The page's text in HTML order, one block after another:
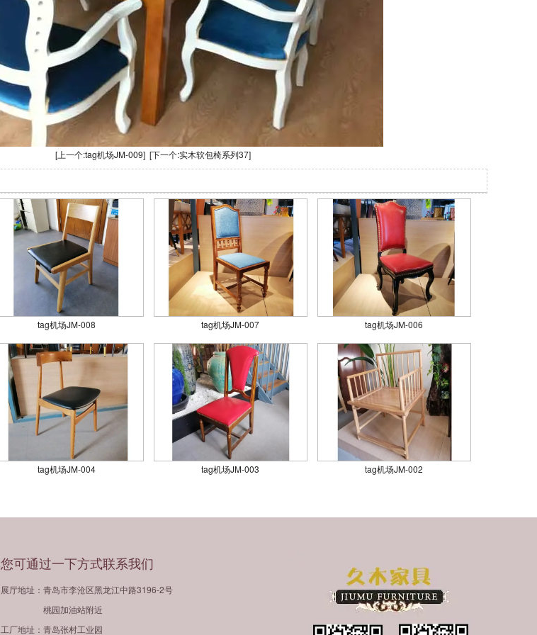
[上一个:tag机场JM-009] [下一个:实木软包椅系列37]
tag机场JM-008 tag机场JM-007 tag机场JM-006
tag机场JM-004 tag机场JM-003 tag机场JM-002
您可通过一下方式联系我们
展厅地址：青岛市李沧区黑龙江中路3196-2号
桃园加油站附近
工厂地址：青岛张村工业园